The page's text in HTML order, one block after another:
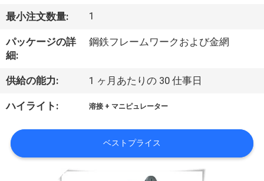
つ
い
て
工
旅
最小注文数量: 1
パッケージの詳
細:
鋼鉄フレームワークおよび金網
供給の能力: 1 ヶ月あたりの 30 仕事日
ハイライト: 溶接 + マニピュレーター
ベストプライス